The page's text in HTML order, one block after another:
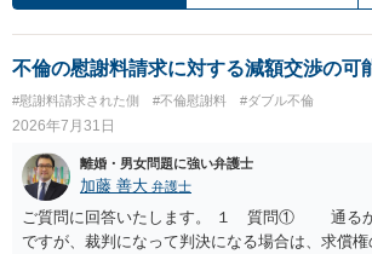
不倫の慰謝料請求に対する減額交渉の可
#慰謝料請求された側 #不倫慰謝料 #ダブル不倫
2026年7月31日
離婚・男女問題に強い弁護士
加藤 善大 弁護士
ご質問に回答いたします。 １ 質問① 通るか
ですが、裁判になって判決になる場合は、求償権